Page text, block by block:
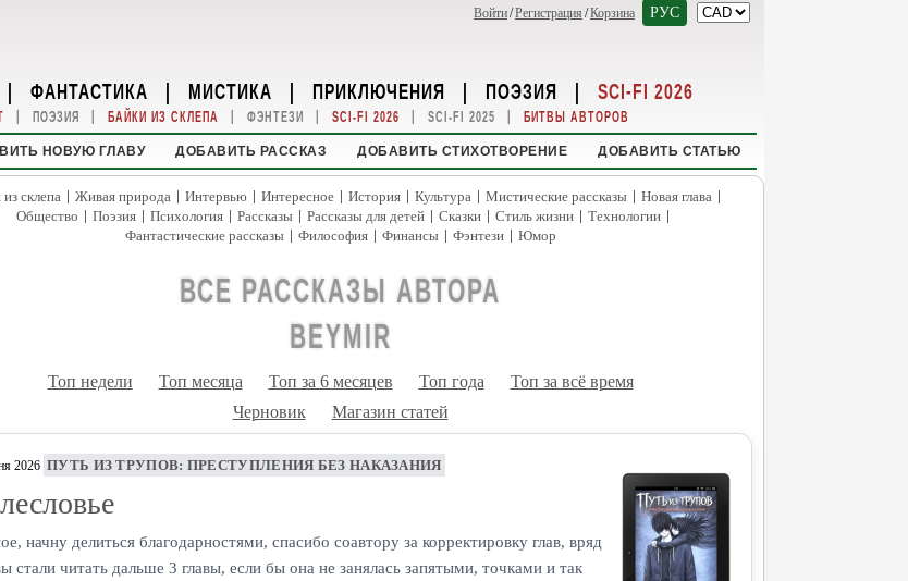
Войти/Регистрация /Корзина РУС
| ФАНТАСТИКА | МИСТИКА | ПРИКЛЮЧЕНИЯ | ПОЭЗИЯ | SCI-FI 2026
| ПОЭЗИЯ | БАЙКИ ИЗ СКЛЕПА | ФЭНТЕЗИ | SCI-FI 2026 | SCI-FI 2025 | БИТВЫ АВТОРОВ
НОВУЮ ГЛАВУ ДОБАВИТЬ РАССКАЗ ДОБАВИТЬ СТИХОТВОРЕНИЕ ДОБАВИТЬ СТАТЬЮ
склепа | Живая природа | Интервью | Интересное | История | Культура | Мистические рассказы | Новая глава |
Общество | Поэзия | Психология | Рассказы | Рассказы для детей | Сказки | Стиль жизни | Технологии |
Фантастические рассказы | Философия | Финансы | Фэнтези | Юмор
ВСЕ РАССКАЗЫ АВТОРА
BEYMIR
Топ недели Топ месяца Топ за 6 месяцев Топ года
Топ за всё время
Черновик
Магазин статей
2026 ПУТЬ ИЗ ТРУПОВ: ПРЕСТУПЛЕНИЯ БЕЗ НАКАЗАНИЯ
начну делиться благодарностями, спасибо соавтору за корректировку глав, вряд
стали читать дальше 3 главы, если бы она не занялась запятыми, точками и так